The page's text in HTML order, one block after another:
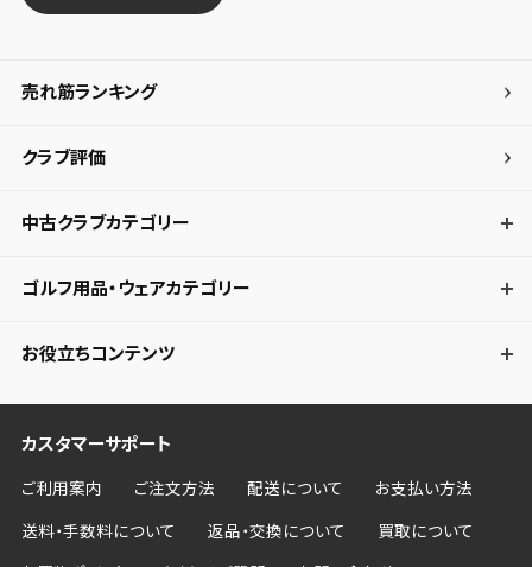
売れ筋ランキング
クラブ評価
中古クラブカテゴリー
ゴルフ用品・ウェアカテゴリー
お役立ちコンテンツ
カスタマーサポート
ご利用案内 ご注文方法 配送について お支払い方法
送料・手数料について 返品・交換について 買取について